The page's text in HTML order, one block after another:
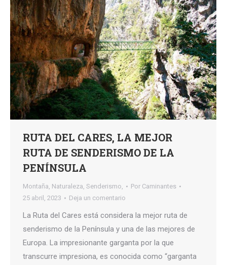
RUTA DEL CARES, LA MEJOR
RUTA DE SENDERISMO DE LA
PENÍNSULA
Montaña, Naturaleza, Senderismo, Por Caminantes
25 abril, 2023
Deja un comentario
La Ruta del Cares está considera la mejor ruta de
senderismo de la Península y una de las mejores de
Europa. La impresionante garganta por la que
transcurre impresiona, es conocida como “garganta